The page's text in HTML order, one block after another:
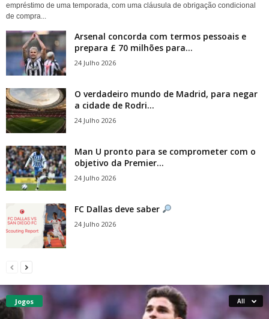
empréstimo de uma temporada, com uma cláusula de obrigação condicional
de compra...
Arsenal concorda com termos pessoais e
prepara £ 70 milhões para...
24 Julho 2026
O verdadeiro mundo de Madrid, para negar
a cidade de Rodri...
24 Julho 2026
Man U pronto para se comprometer com o
objetivo da Premier...
24 Julho 2026
FC Dallas deve saber
24 Julho 2026
Jogos All